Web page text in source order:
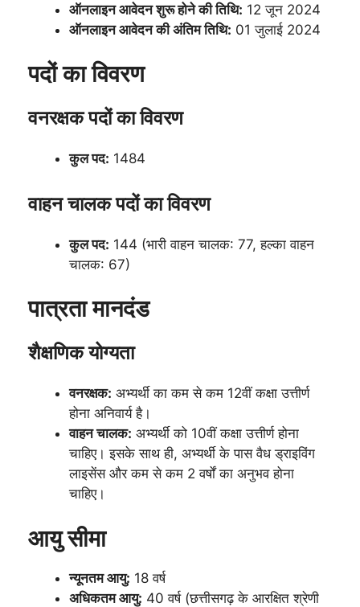
ऑनलाइन आवेदन शुरू होने की तिथि: 12 जून 2024
ऑनलाइन आवेदन की अंतिम तिथि: 01 जुलाई 2024
पदों का विवरण
वनरक्षक पदों का विवरण
कुल पद: 1484
वाहन चालक पदों का विवरण
कुल पद: 144 (भारी वाहन चालक: 77, हल्का वाहन
चालक: 67)
पात्रता मानदंड
शैक्षणिक योग्यता
वनरक्षक: अभ्यर्थी का कम से कम 12वीं कक्षा उत्तीर्ण
होना अनिवार्य है।
वाहन चालक: अभ्यर्थी को 10वीं कक्षा उत्तीर्ण होना
चाहिए। इसके साथ ही, अभ्यर्थी के पास वैध ड्राइविंग
लाइसेंस और कम से कम 2 वर्षों का अनुभव होना
चाहिए।
आयु सीमा
न्यूनतम आयु: 18 वर्ष
अधिकतम आयु: 40 वर्ष (छत्तीसगढ़ के आरक्षित श्रेणी